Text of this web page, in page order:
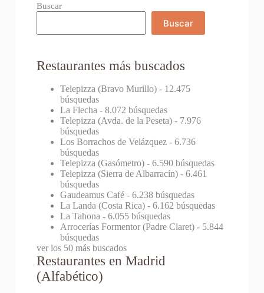
Buscar
Buscar
Restaurantes más buscados
Telepizza (Bravo Murillo)- 12.475
búsquedas
La Flecha - 8.072 búsquedas
Telepizza (Avda. de la Peseta)- 7.976
búsquedas
Los Borrachos de Velázquez- 6.736
búsquedas
Telepizza (Gasómetro)- 6.590 búsquedas
Telepizza (Sierra de Albarracín)- 6.461
búsquedas
Gaudeamus Café- 6.238 búsquedas
La Landa (Costa Rica)- 6.162 búsquedas
La Tahona - 6.055 búsquedas
Arrocerías Formentor (Padre Claret)- 5.844
búsquedas
ver los 50 más buscados
Restaurantes en Madrid
(Alfabético)